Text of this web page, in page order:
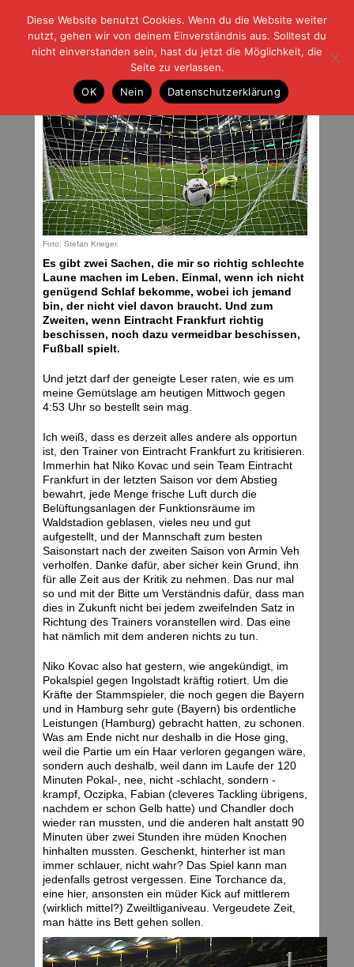
| | |BLOG-GFußball und der Rest
HOME|REGELN|IMPRESSUM |DATENSCHUTZ
Boah, ey!
Mittwoch, 26.10.16 | 06:04 Uhr
Foto: Stefan Krieger.
Es gibt zwei Sachen, die mir so richtig schlechte
Laune machen im Leben. Einmal, wenn ich nicht
genügend Schlaf bekomme, wobei ich jemand
bin, der nicht viel davon braucht. Und zum
Zweiten, wenn Eintracht Frankfurt richtig
beschissen, noch dazu vermeidbar beschissen,
Fußball spielt.
Und jetzt darf der geneigte Leser raten, wie es um
meine Gemütslage am heutigen Mittwoch gegen
4:53 Uhr so bestellt sein mag.
Ich weiß, dass es derzeit alles andere als opportun
ist, den Trainer von Eintracht Frankfurt zu kritisieren.
Immerhin hat Niko Kovac und sein Team Eintracht
Frankfurt in der letzten Saison vor dem Abstieg
bewahrt, jede Menge frische Luft durch die
Belüftungsanlagen der Funktionsräume im
Waldstadion geblasen, vieles neu und gut
aufgestellt, und der Mannschaft zum besten
Saisonstart nach der zweiten Saison von Armin Veh
verholfen. Danke dafür, aber sicher kein Grund, ihn
für alle Zeit aus der Kritik zu nehmen. Das nur mal
so und mit der Bitte um Verständnis dafür, dass man
dies in Zukunft nicht bei jedem zweifelnden Satz in
Richtung des Trainers voranstellen wird. Das eine
hat nämlich mit dem anderen nichts zu tun.
Niko Kovac also hat gestern, wie angekündigt, im
Pokalspiel gegen Ingolstadt kräftig rotiert. Um die
Kräfte der Stammspieler, die noch gegen die Bayern
und in Hamburg sehr gute (Bayern) bis ordentliche
Leistungen (Hamburg) gebracht hatten, zu schonen.
Was am Ende nicht nur deshalb in die Hose ging,
weil die Partie um ein Haar verloren gegangen wäre,
sondern auch deshalb, weil dann im Laufe der 120
Minuten Pokal-, nee, nicht -schlacht, sondern -
krampf, Oczipka, Fabian (cleveres Tackling übrigens,
nachdem er schon Gelb hatte) und Chandler doch
wieder ran mussten, und die anderen halt anstatt 90
Minuten über zwei Stunden ihre müden Knochen
hinhalten mussten. Geschenkt, hinterher ist man
immer schlauer, nicht wahr? Das Spiel kann man
jedenfalls getrost vergessen. Eine Torchance da,
eine hier, ansonsten ein müder Kick auf mittlerem
(wirklich mittel?) Zweiltliganiveau. Vergeudete Zeit,
man hätte ins Bett gehen sollen.
Diese Website benutzt Cookies. Wenn du die Website weiter
nutzt, gehen wir von deinem Einverständnis aus. Solltest du
nicht einverstanden sein, hast du jetzt die Möglichkeit, die
Seite zu verlassen.
OK
Nein Datenschutzerklärung